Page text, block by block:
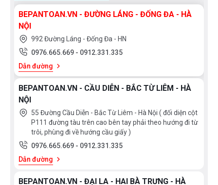
BEPANTOAN.VN - ĐƯỜNG LÁNG - ĐỐNG ĐA - HÀ
NỘI
992 Đường Láng - Đống Đa - HN
0976.665.669 - 0912.331.335
Dẫn đường
BEPANTOAN.VN - CẦU DIỄN - BẮC TỪ LIÊM - HÀ
NỘI
55 Đường Cầu Diễn - Bắc Từ Liêm - Hà Nội ( đối diện cột
P111 đường tàu trên cao bên tay phải theo hướng đi từ
trôi, phùng đi về hướng cầu giấy )
0976.665.669 - 0912.331.335
Dẫn đường
BEPANTOAN.VN - ĐẠI LA - HAI BÀ TRƯNG - HÀ